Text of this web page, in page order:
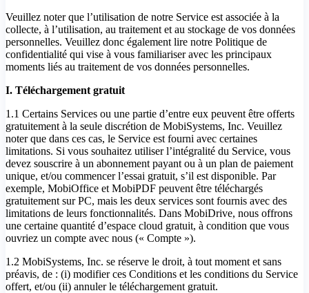
Veuillez noter que l’utilisation de notre Service est associée à la
collecte, à l’utilisation, au traitement et au stockage de vos données
personnelles. Veuillez donc également lire notre Politique de
confidentialité qui vise à vous familiariser avec les principaux
moments liés au traitement de vos données personnelles.
I. Téléchargement gratuit
1.1 Certains Services ou une partie d’entre eux peuvent être offerts
gratuitement à la seule discrétion de MobiSystems, Inc. Veuillez
noter que dans ces cas, le Service est fourni avec certaines
limitations. Si vous souhaitez utiliser l’intégralité du Service, vous
devez souscrire à un abonnement payant ou à un plan de paiement
unique, et/ou commencer l’essai gratuit, s’il est disponible. Par
exemple, MobiOffice et MobiPDF peuvent être téléchargés
gratuitement sur PC, mais les deux services sont fournis avec des
limitations de leurs fonctionnalités. Dans MobiDrive, nous offrons
une certaine quantité d’espace cloud gratuit, à condition que vous
ouvriez un compte avec nous (« Compte »).
1.2 MobiSystems, Inc. se réserve le droit, à tout moment et sans
préavis, de : (i) modifier ces Conditions et les conditions du Service
offert, et/ou (ii) annuler le téléchargement gratuit.